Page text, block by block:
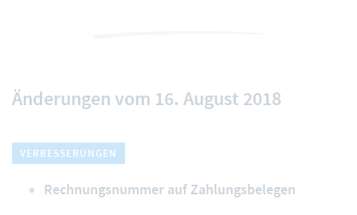
Änderungen vom 16. August 2018
VERBESSERUNGEN
Rechnungsnummer auf Zahlungsbelegen